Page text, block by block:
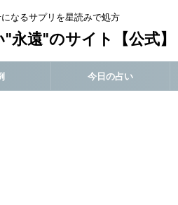
なるサプリを星読みで処方
永遠"のサイト【公式】
今日の占い